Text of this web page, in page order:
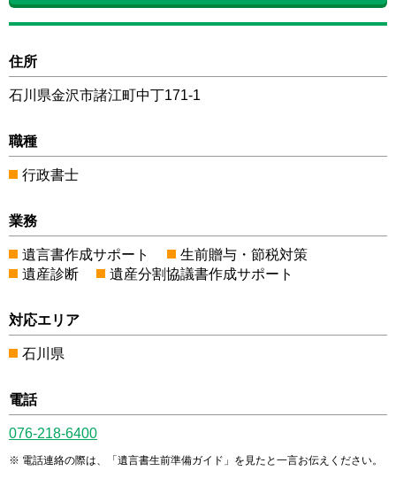
住所
石川県金沢市諸江町中丁171-1
職種
行政書士
業務
遺言書作成サポート
生前贈与・節税対策
遺産診断
遺産分割協議書作成サポート
対応エリア
石川県
電話
076-218-6400
電話連絡の際は、「遺言書生前準備ガイド」を見たと一言お伝えください。